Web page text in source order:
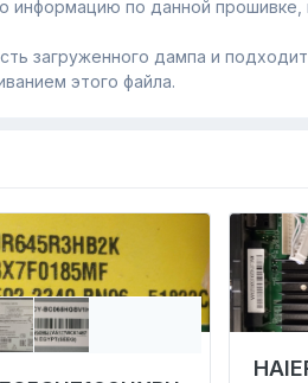
информацию по данной прошивке,
загруженного дампa и
этого файла.